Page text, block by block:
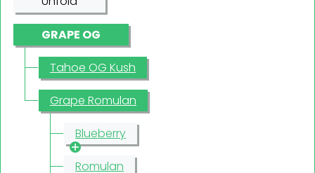
GRAPE OG
Tahoe OG Kush
Grape Romulan
Blueberry
Romulan